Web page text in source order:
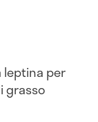
leptina per
grasso